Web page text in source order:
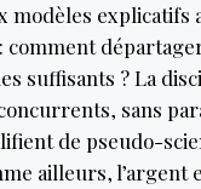
modèles explicatifs
comment
suffisants ? La
sans
de pseudo-
ailleurs,